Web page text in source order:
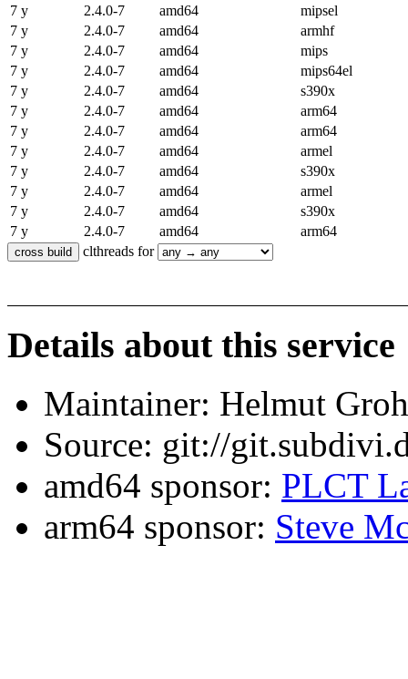
7 y
2.4.0-7 amd64
mipsel
7 y
2.4.0-7 amd64
armhf
7 y
2.4.0-7 amd64
mips
7 y
2.4.0-7 amd64
mips64el
7 y
2.4.0-7 amd64
s390x
7 y
2.4.0-7 amd64
arm64
7 y
2.4.0-7 amd64
arm64
7 y
2.4.0-7 amd64
armel
7 y
2.4.0-7 amd64
s390x
7 y
2.4.0-7 amd64
armel
7 y
2.4.0-7 amd64
s390x
7 y
2.4.0-7 amd64
arm64
clthreads for
Details about this service
Maintainer: Helmut
Source: git://
amd64 sponsor: PLCT
arm64 sponsor: Steve